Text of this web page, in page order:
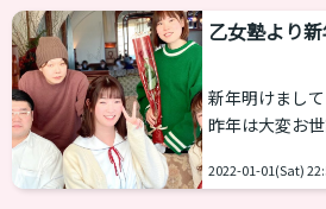
「テイスト」
ビュー戦とし
する人がいま
ヘルプをした
目指すのは多
いった“盛る”文化です。
乙女塾より
新年明けまし
昨年は大変お世話
り致します。 ボイス担当 西原さつき み
2022-01-01(Sat)